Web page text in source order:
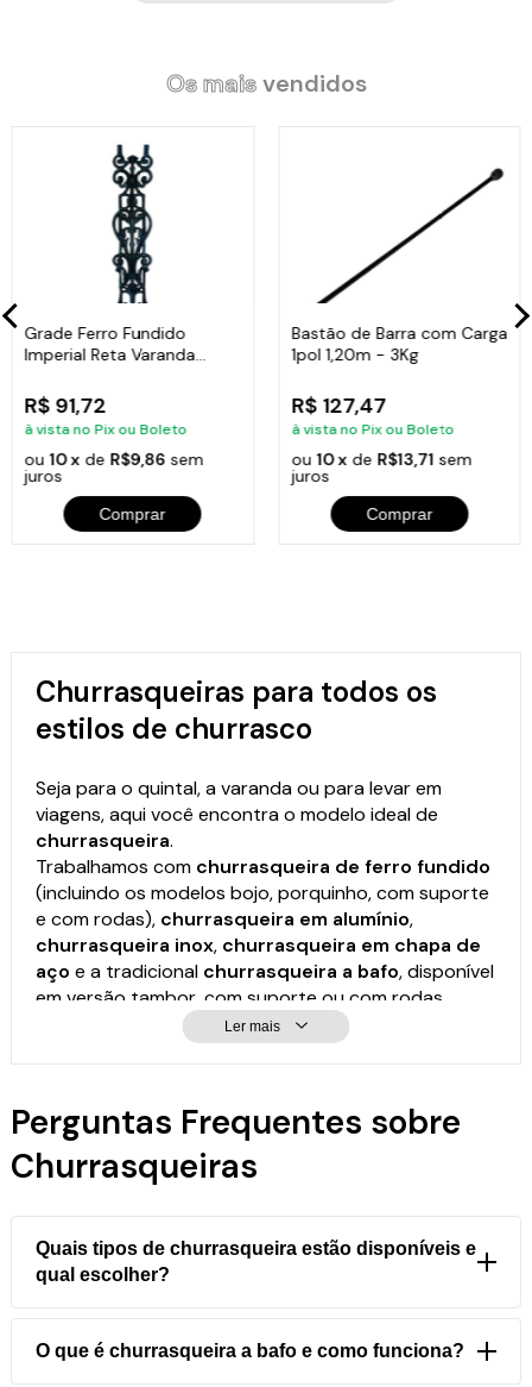
Os maisvendidos
Grade Ferro Fundido
Imperial Reta Varanda
R$ 91,72
à vista no Pix ou Boleto
ou10 x de R$9,86 sem
juros
Comprar
Bastão de Barra com Carga
1pol 1,20m - 3Kg
R$ 127,47
à vista no Pix ou Boleto
ou 10 x de R$13,71 sem
juros
Comprar
Churrasqueiras para todos os
estilos de churrasco
Seja para o quintal, a varanda ou para levar em
viagens, aqui você encontra o modelo ideal de
churrasqueira.
Trabalhamos com churrasqueira de ferro fundido
(incluindo os modelos bojo, porquinho, com suporte
e com rodas), churrasqueira em alumínio,
churrasqueira inox, churrasqueira em chapa de
aço e a tradicional churrasqueira a bafo, disponível
em versão tambor, com suporte ou com rodas.
Para quem tem pouco espaço ou busca praticidade,
mini churrasqueira, okit churrasqueira
espetos e assados uniformes.
Ler mais
Perguntas Frequentes sobre
Churrasqueiras
Quais tipos de churrasqueira estão disponíveis e
qual escolher?
suporte, rodas);a bafo tambor(com/sem suporte e
O que é churrasqueira a bafo e como funciona?